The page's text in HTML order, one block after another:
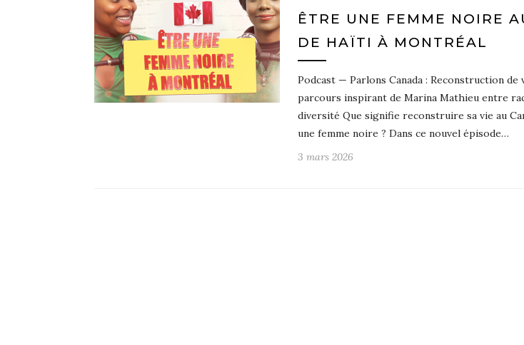
ÊTRE UNE FEMME NOIRE
DE HAÏTI À MONTRÉAL
Podcast — Parlons Canada : Reconstruction de
parcours inspirant de Marina Mathieu entre
diversité Que signifie reconstruire sa vie au
une femme noire ? Dans ce nouvel épisode…
3 mars 2026